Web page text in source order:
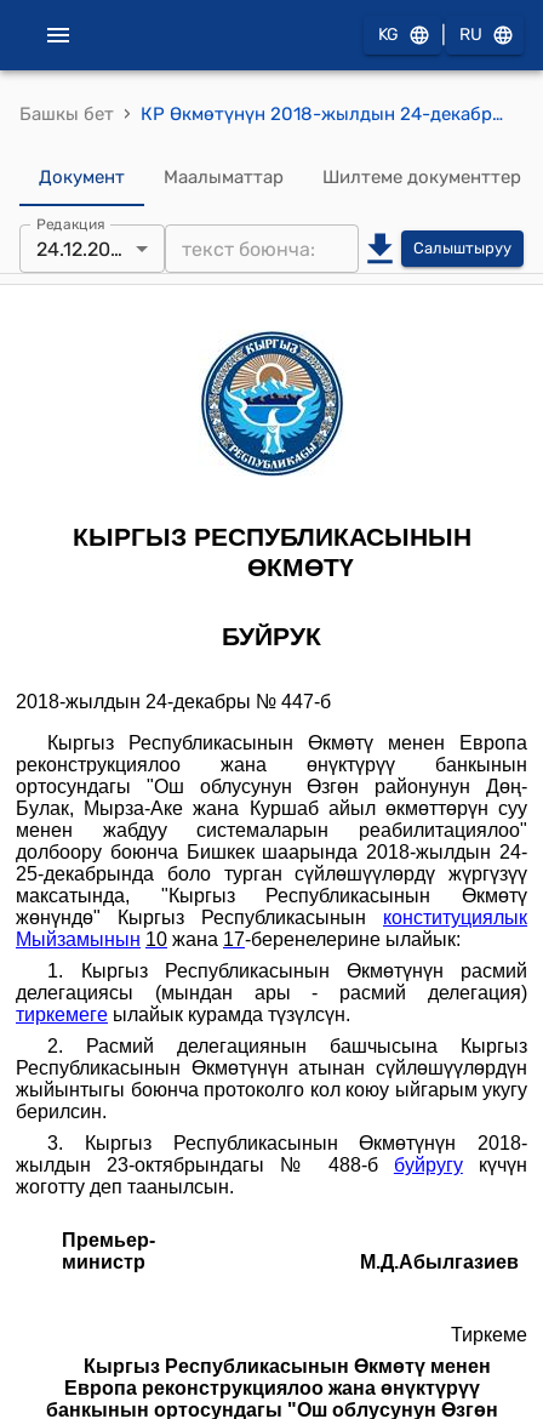
KG RU
Башкы бет › КР Өкмөтүнүн 2018-жылдын 24-декабрындагы № 447-б "Кыргыз Республикасынын Өкмөтүнүн расмий делегациясын түзүү жөнүндө" буйругу
Документ Маалыматтар Шилтеме документтер
Редакция
24.12.2018 Салыштыруу